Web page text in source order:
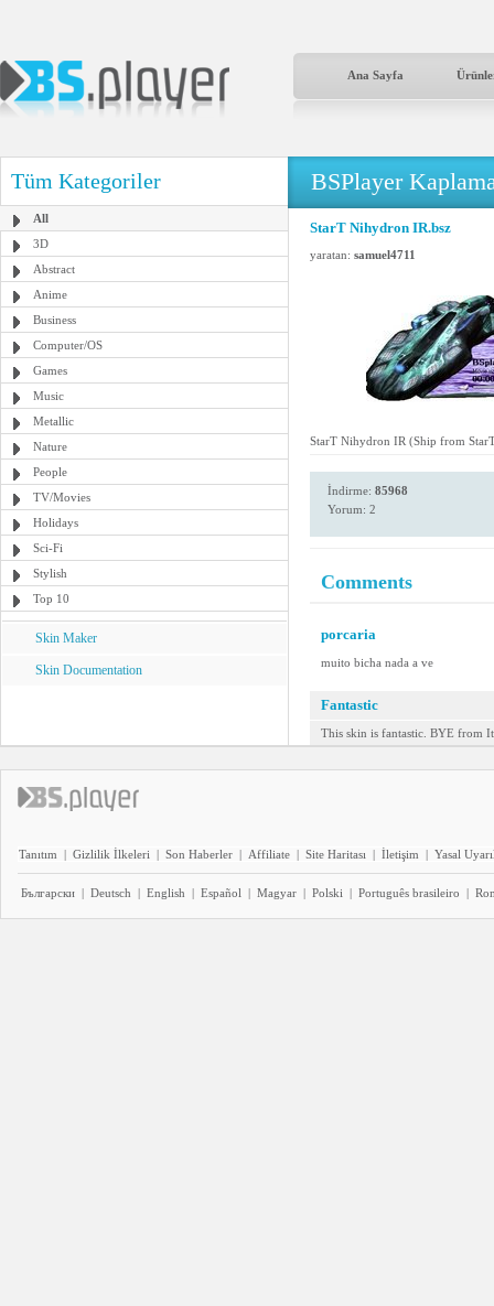
Ana Sayfa
Tüm Kategoriler
All
3D
Abstract
Anime
Business
Computer/OS
Games
Music
Metallic
Nature
People
TV/Movies
Holidays
Sci-Fi
Stylish
Top 10
Skin Maker
Skin Documentation
BSPlayer
StarT Nihydron IR.bsz
yaratan: samuel4711
StarT Nihydron IR (Ship from
İndirme: 85968
Yorum: 2
Comments
porcaria
muito bicha nada a ve
Fantastic
This skin is fantastic. BYE from
Tanıtım | Gizlilik İlkeleri | Son Haberler | Affiliate | Site Haritası | İletişim | Yasal
Български | Deutsch | English | Español | Magyar | Polski | Português brasileiro |